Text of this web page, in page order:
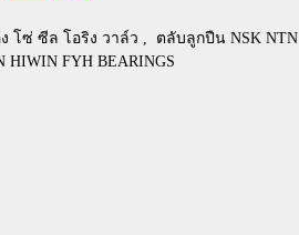
โซ่ ซีล โอริง วาล์ว ,
ตลับลูกปืน NSK NTN
HIWIN FYH BEARINGS